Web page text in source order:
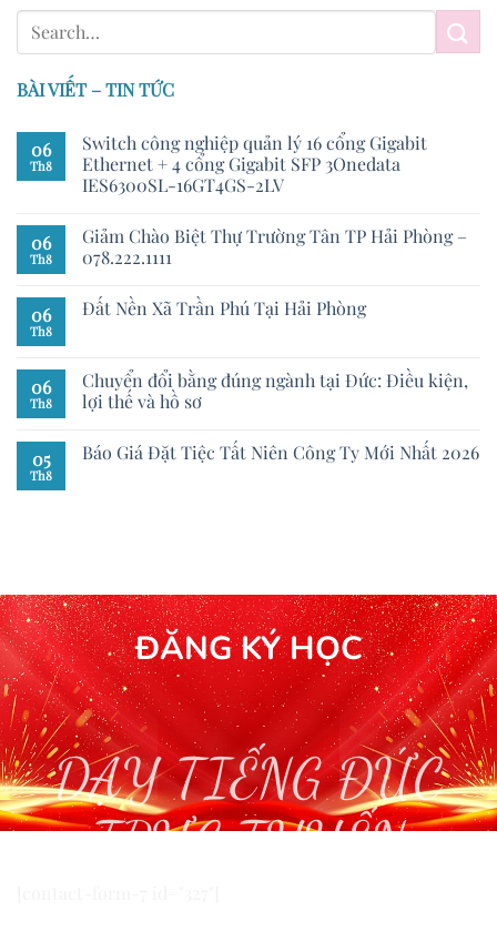
BÀI VIẾT – TIN TỨC
06
Th8
Switch công nghiệp quản lý 16 cổng Gigabit
Ethernet + 4 cổng Gigabit SFP 3Onedata
IES6300SL-16GT4GS-2LV
06
Th8
Giảm Chào Biệt Thự Trường Tân TP Hải Phòng –
078.222.1111
06
Th8
Đất Nền Xã Trần Phú Tại Hải Phòng
06
Th8
Chuyển đổi bằng đúng ngành tại Đức: Điều kiện,
lợi thế và hồ sơ
05
Th8
Báo Giá Đặt Tiệc Tất Niên Công Ty Mới Nhất 2026
ĐĂNG KÝ HỌC
DẠY TIẾNG ĐỨC
TRỰC TUYẾN